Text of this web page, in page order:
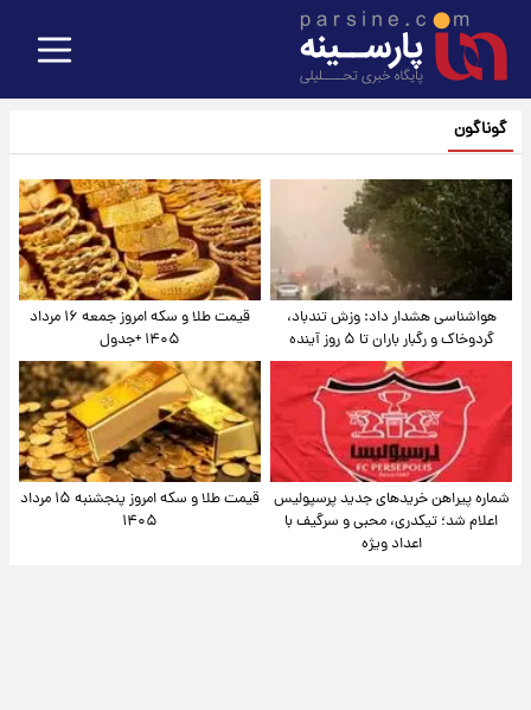
گوناگون
هواشناسی هشدار داد: وزش تندباد،
گردوخاک و رگبار باران تا ۵ روز آینده
قیمت طلا و سکه امروز جمعه ۱۶ مرداد
۱۴۰۵ +جدول
شماره پیراهن خریدهای جدید پرسپولیس
اعلام شد؛ تیکدری، محبی و سرگیف با
اعداد ویژه
قیمت طلا و سکه امروز پنجشنبه ۱۵ مرداد
۱۴۰۵